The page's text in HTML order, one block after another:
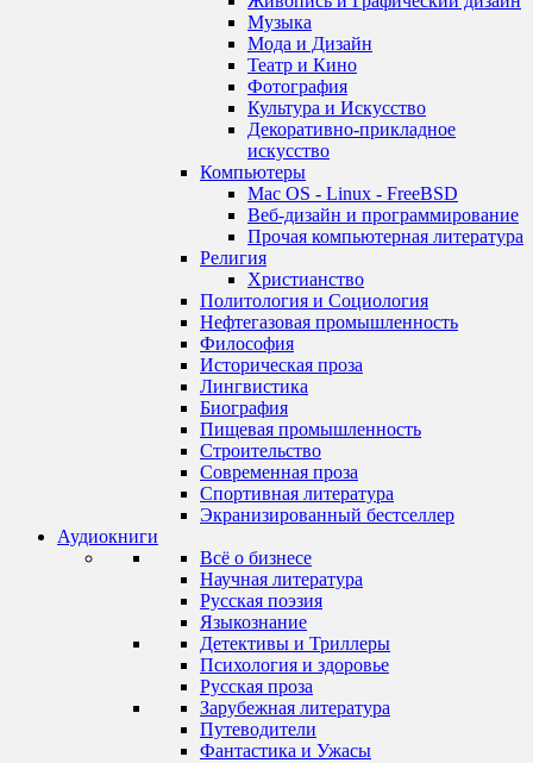
Музыка
Мода и Дизайн
Театр и Кино
Фотография
Культура и Искусство
Декоративно-прикладное
искусство
Компьютеры
Mac OS - Linux - FreeBSD
Веб-дизайн и программирование
Прочая компьютерная литература
Религия
Христианство
Политология и Социология
Нефтегазовая промышленность
Философия
Историческая проза
Лингвистика
Биография
Пищевая промышленность
Строительство
Современная проза
Спортивная литература
Экранизированный бестселлер
Аудиокниги
Всё о бизнесе
Научная литература
Русская поэзия
Языкознание
Детективы и Триллеры
Психология и здоровье
Русская проза
Зарубежная литература
Путеводители
Фантастика и Ужасы